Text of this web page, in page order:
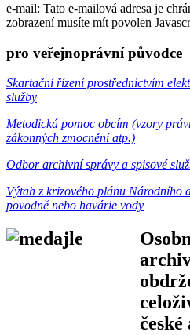
e-mail: Tato e-mailová adresa je
zobrazení musíte mít povolen
pro veřejnoprávní původce
Skartační řízení prostřednictvím
služby
Metodická pomoc obcím (vzory
zákonných zmocnění atp.)
Odbor archivní správy a spisové
Výtah z krizového plánu Národního
povodně nebo havárie vody